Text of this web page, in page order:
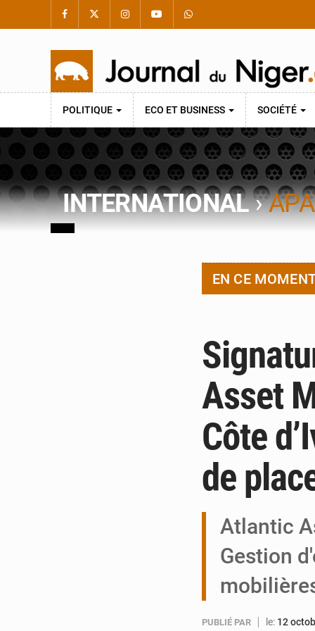
POLITIQUE ECO ET BUSINESS SOCIÉTÉ
INTERNATIONAL›APA
EN CE
Asset
Côte
de
Atlantic
Gestion
PUBLIÉ PAR le: 12